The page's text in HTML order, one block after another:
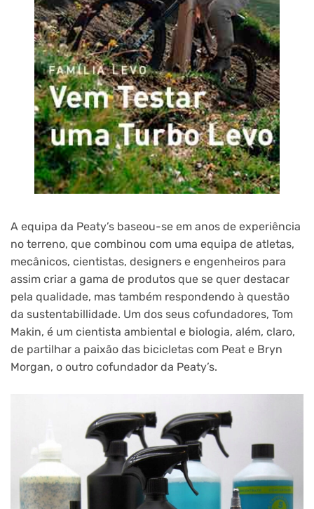
A equipa da Peaty’s baseou-se em anos de experiência
no terreno, que combinou com uma equipa de atletas,
mecânicos, cientistas, designers e engenheiros para
assim criar a gama de produtos que se quer destacar
pela qualidade, mas também respondendo à questão
da sustentabillidade. Um dos seus cofundadores, Tom
Makin, é um cientista ambiental e biologia, além, claro,
de partilhar a paixão das bicicletas com Peat e Bryn
Morgan, o outro cofundador da Peaty’s.